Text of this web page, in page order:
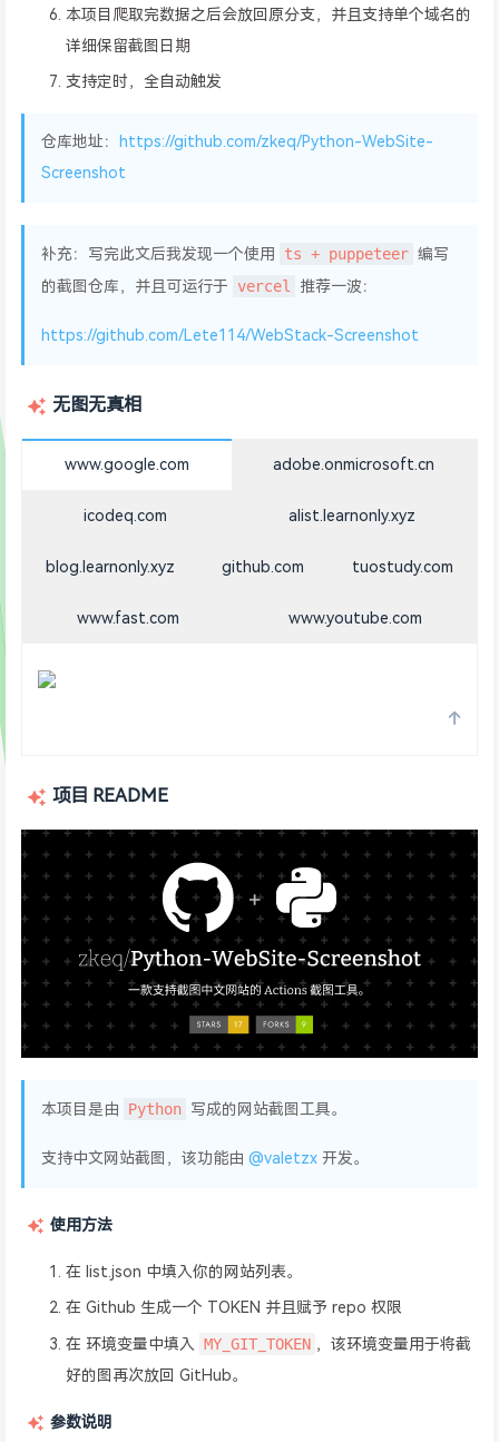
本项目爬取完数据之后会放回原分支，并且支持单个域名的
详细保留截图日期
支持定时，全自动触发
仓库地址：
https://github.com/zkeq/Python-WebSite-
Screenshot
补充：写完此文后我发现一个使用 ts + puppeteer 编写
的截图仓库，并且可运行于
vercel 推荐一波：
https://github.com/Lete114/WebStack-Screenshot
无图无真相
www.google.com adobe.onmicrosoft.cn
icodeq.com alist.learnonly.xyz
blog.learnonly.xyz github.com tuostudy.com
www.fast.com www.youtube.com
项目 README
本项目是由 Python 写成的网站截图工具。
支持中文网站截图，该功能由 @valetzx 开发。
使用方法
在 list.json 中填入你的网站列表。
在 Github 生成一个 TOKEN 并且赋予 repo 权限
在 环境变量中填入 MY_GIT_TOKEN ，该环境变量用于将截
好的图再次放回 GitHub。
参数说明